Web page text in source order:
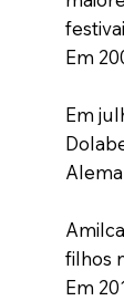
Em
Em
filhos
Em